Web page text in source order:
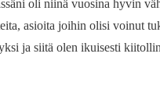
oli niinä vuosina hyvin
asioita joihin olisi voinut
ja siitä olen ikuisesti